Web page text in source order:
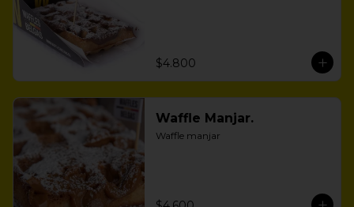
$4.800
Waffle Manjar.
Waffle manjar